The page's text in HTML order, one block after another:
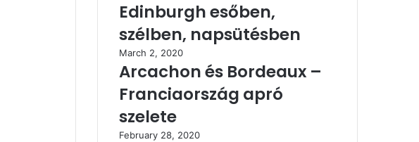
Edinburgh esőben,
szélben, napsütésben
March 2, 2020
Arcachon és Bordeaux –
Franciaország apró
szelete
February 28, 2020